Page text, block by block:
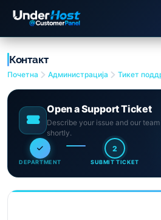
Контакт
Почетна Администрација Тикет
Open a Support Ticket
Describe your issue and our
shortly.
DEPARTMENT
2
SUBMIT TICKET